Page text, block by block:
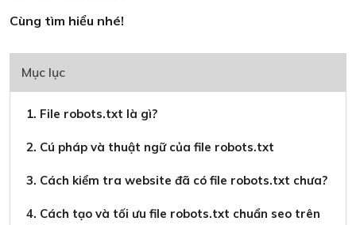
Cùng tìm hiểu nhé!
Mục lục
1. File robots.txt là gì?
2. Cú pháp và thuật ngữ của file robots.txt
3. Cách kiểm tra website đã có file robots.txt chưa?
4. Cách tạo và tối ưu file robots.txt chuẩn seo trên